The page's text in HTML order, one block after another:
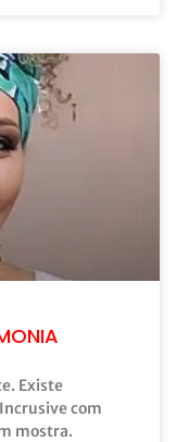
Existe
com
mostra.